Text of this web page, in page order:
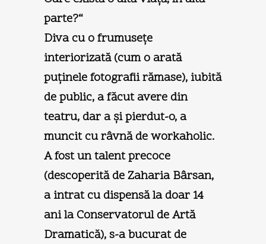
parte?“
Diva cu o frumuseţe
interiorizată (cum o arată
puţinele fotografii rămase), iubită
de public, a făcut avere din
teatru, dar a şi pierdut-o, a
muncit cu râvnă de workaholic.
A fost un talent precoce
(descoperită de Zaharia Bârsan,
a intrat cu dispensă la doar 14
ani la Conservatorul de Artă
Dramatică), s-a bucurat de